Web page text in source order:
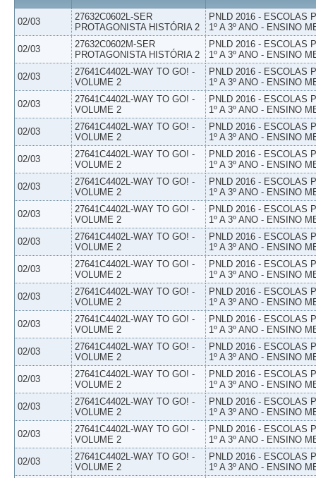
02/03
27632C0602L-SER
PROTAGONISTA HISTÓRIA 2
PNLD 2016 - ESCOLAS
1º A 3º ANO - ENSINO
02/03
27632C0602M-SER
PROTAGONISTA HISTÓRIA 2
PNLD 2016 - ESCOLAS
1º A 3º ANO - ENSINO
02/03
27641C4402L-WAY TO GO! -
VOLUME 2
PNLD 2016 - ESCOLAS
1º A 3º ANO - ENSINO
02/03
27641C4402L-WAY TO GO! -
VOLUME 2
PNLD 2016 - ESCOLAS
1º A 3º ANO - ENSINO
02/03
27641C4402L-WAY TO GO! -
VOLUME 2
PNLD 2016 - ESCOLAS
1º A 3º ANO - ENSINO
02/03
27641C4402L-WAY TO GO! -
VOLUME 2
PNLD 2016 - ESCOLAS
1º A 3º ANO - ENSINO
02/03
27641C4402L-WAY TO GO! -
VOLUME 2
PNLD 2016 - ESCOLAS
1º A 3º ANO - ENSINO
02/03
27641C4402L-WAY TO GO! -
VOLUME 2
PNLD 2016 - ESCOLAS
1º A 3º ANO - ENSINO
02/03
27641C4402L-WAY TO GO! -
VOLUME 2
PNLD 2016 - ESCOLAS
1º A 3º ANO - ENSINO
02/03
27641C4402L-WAY TO GO! -
VOLUME 2
PNLD 2016 - ESCOLAS
1º A 3º ANO - ENSINO
02/03
27641C4402L-WAY TO GO! -
VOLUME 2
PNLD 2016 - ESCOLAS
1º A 3º ANO - ENSINO
02/03
27641C4402L-WAY TO GO! -
VOLUME 2
PNLD 2016 - ESCOLAS
1º A 3º ANO - ENSINO
02/03
27641C4402L-WAY TO GO! -
VOLUME 2
PNLD 2016 - ESCOLAS
1º A 3º ANO - ENSINO
02/03
27641C4402L-WAY TO GO! -
VOLUME 2
PNLD 2016 - ESCOLAS
1º A 3º ANO - ENSINO
02/03
27641C4402L-WAY TO GO! -
VOLUME 2
PNLD 2016 - ESCOLAS
1º A 3º ANO - ENSINO
02/03
27641C4402L-WAY TO GO! -
VOLUME 2
PNLD 2016 - ESCOLAS
1º A 3º ANO - ENSINO
02/03
27641C4402L-WAY TO GO! -
VOLUME 2
PNLD 2016 - ESCOLAS
1º A 3º ANO - ENSINO